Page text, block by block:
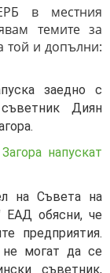
в местния
темите за
той и допълни:
заедно с
Диян
напускат
на Съвета на
ЕАД обясни, че
предприятия.
не могат да се
съветник,